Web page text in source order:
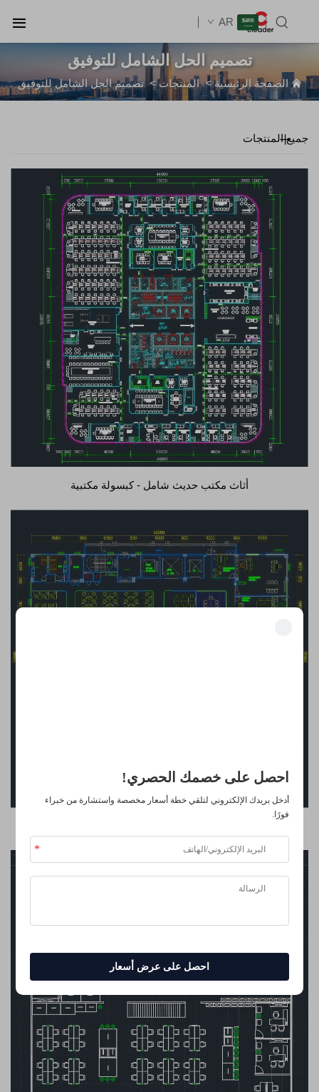
AR
تصميم الحل الشامل للتوفيق
الصفحة الرئيسية>المنتجات>تصميم الحل الشامل للتوفيق
جميع المنتجات
أثاث مكتب حديث شامل - كبسولة مكتبية
احصل على خصمك الحصري!
أدخل بريدك الإلكتروني لتلقي خطة أسعار مخصصة واستشارة من خبراء
فورًا.
احصل على عرض أسعار